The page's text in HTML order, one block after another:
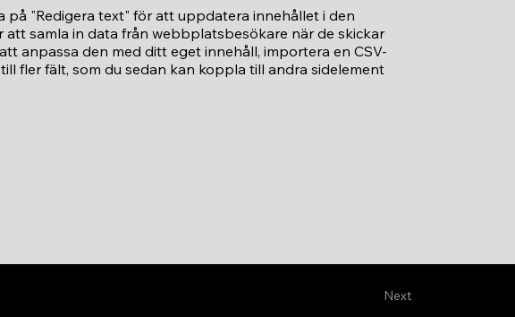
"Redigera text" för att uppdatera innehållet i den
samla in data från webbplatsbesökare när de skickar
anpassa den med ditt eget innehåll, importera en CSV-
fler fält, som du sedan kan koppla till andra sidelement
Next